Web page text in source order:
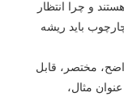
انتظار
باید ریشه
قابل